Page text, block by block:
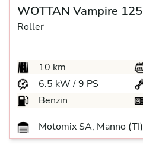
WOTTAN Vampire 125
Roller
10 km
6.5 kW / 9 PS
Benzin
Motomix SA, Manno (TI)